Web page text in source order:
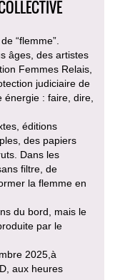
“flemme”.
âges, des artistes
Femmes Relais,
judiciaire de
énergie : faire, dire,
éditions
des papiers
Dans les
filtre, de
la flemme en
du bord, mais le
par le
2025,à
aux heures